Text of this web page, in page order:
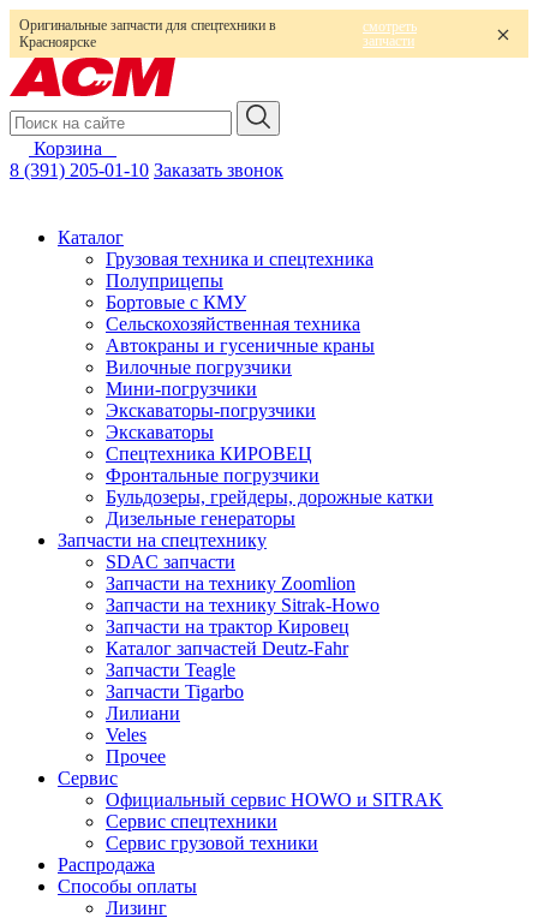
Оригинальные запчасти для спецтехники в
Красноярске
смотреть
запчасти
Корзина
8 (391) 205-01-10 Заказать звонок
Каталог
Грузовая техника и спецтехника
Полуприцепы
Бортовые с КМУ
Сельскохозяйственная техника
Автокраны и гусеничные краны
Вилочные погрузчики
Мини-погрузчики
Экскаваторы-погрузчики
Экскаваторы
Спецтехника КИРОВЕЦ
Фронтальные погрузчики
Бульдозеры, грейдеры, дорожные катки
Дизельные генераторы
Запчасти на спецтехнику
SDAC запчасти
Запчасти на технику Zoomlion
Запчасти на технику Sitrak-Howo
Запчасти на трактор Кировец
Каталог запчастей Deutz-Fahr
Запчасти Teagle
Запчасти Tigarbo
Лилиани
Veles
Прочее
Сервис
Официальный сервис HOWO и SITRAK
Сервис спецтехники
Сервис грузовой техники
Распродажа
Способы оплаты
Лизинг